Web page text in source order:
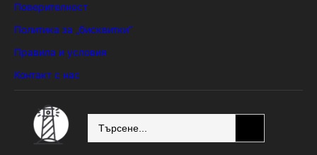
Поверителност
Политика за „бисквитки“
Правила и условия
Контакт с нас